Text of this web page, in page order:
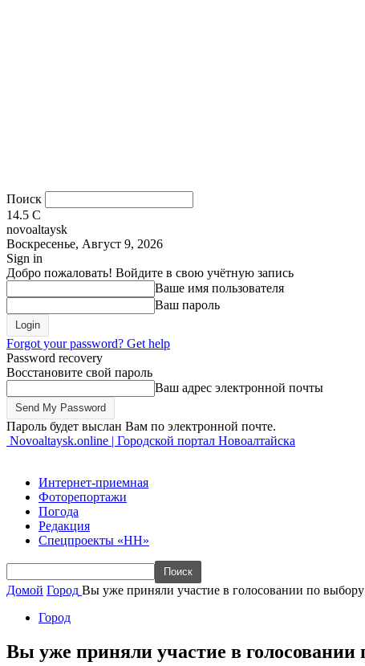
Поиск
14.5 C
novoaltaysk
Воскресенье, Август 9, 2026
Sign in
Добро пожаловать! Войдите в свою учётную запись
Ваше имя пользователя
Ваш пароль
Forgot your password? Get help
Password recovery
Восстановите свой пароль
Ваш адрес электронной почты
Пароль будет выслан Вам по электронной почте.
Novoaltaysk.online | Городской портал Новоалтайска
Интернет-приемная
Фоторепортажи
Погода
Редакция
Спецпроекты «НН»
Домой Город Вы уже приняли участие в голосовании по
Город
Вы уже приняли участие в голосовании